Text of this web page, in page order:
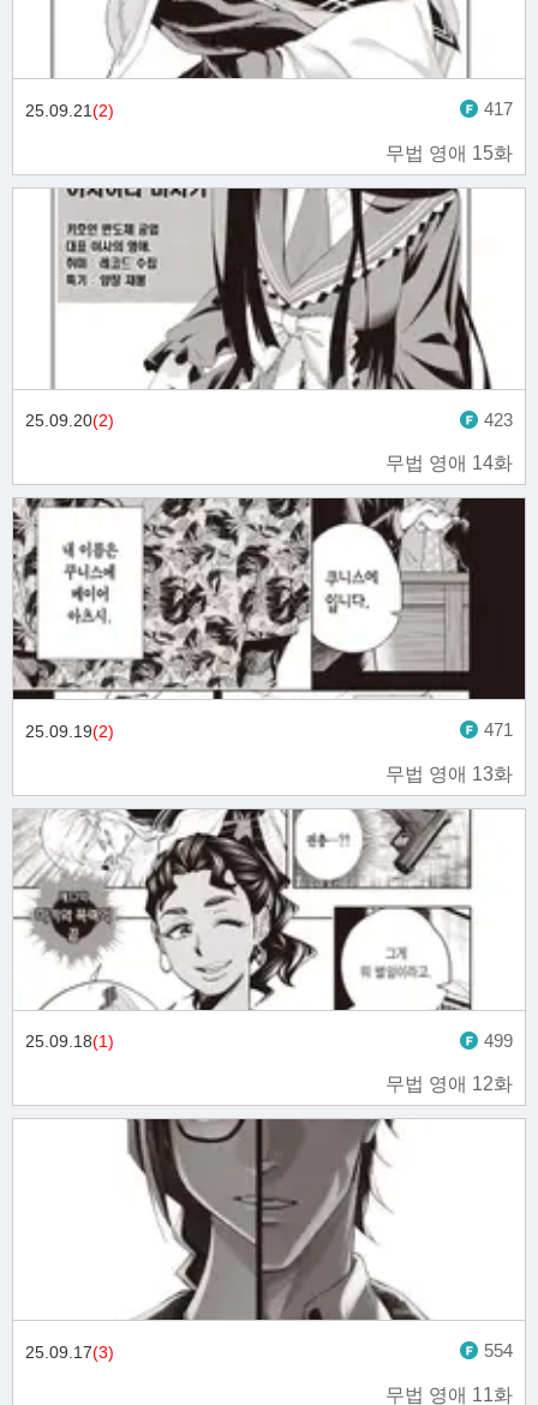
무법 영애 15화
25.09.21(2) 417
무법 영애 14화
25.09.20(2) 423
무법 영애 13화
25.09.19(2) 471
무법 영애 12화
25.09.18(1) 499
무법 영애 11화
25.09.17(3) 554